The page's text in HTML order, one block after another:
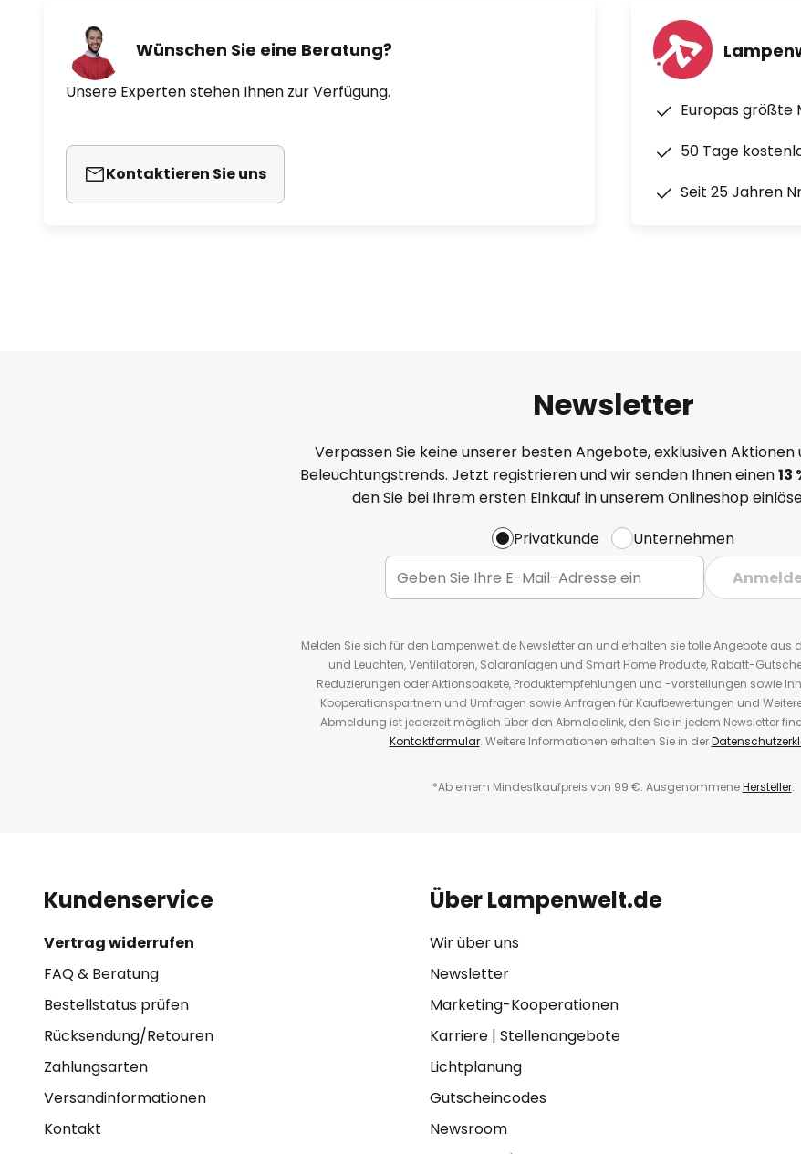
Wünschen Sie eine Beratung?
Unsere Experten stehen Ihnen zur Verfügung.
Kontaktieren Sie uns
Europas größte
50 Tage
Seit 25 Jahren
Newsletter
Verpassen Sie keine unserer besten Angebote, exklusiven Aktionen
Beleuchtungstrends. Jetzt registrieren und wir senden Ihnen einen13
den Sie bei Ihrem ersten Einkauf in unserem Onlineshop
Privatkunde
Unternehmen
Melden Sie sich für den Lampenwelt.de Newsletter an und erhalten sie tolle Angebote aus
und Leuchten, Ventilatoren, Solaranlagen und Smart Home Produkte, Rabatt-
Reduzierungen oder Aktionspakete, Produktempfehlungen und -vorstellungen sowie
Kooperationspartnern und Umfragen sowie Anfragen für Kaufbewertungen und
Abmeldung ist jederzeit möglich über den Abmeldelink, den Sie in jedem Newsletter
Kontaktformular. Weitere Informationen erhalten Sie in der
*Ab einem Mindestkaufpreis von 99 €. AusgenommeneHersteller.
Kundenservice
Vertrag widerrufen
FAQ & Beratung
Bestellstatus prüfen
Rücksendung/Retouren
Zahlungsarten
Versandinformationen
Kontakt
Über Lampenwelt.de
Wir über uns
Newsletter
Marketing-Kooperationen
Karriere| Stellenangebote
Lichtplanung
Gutscheincodes
Newsroom